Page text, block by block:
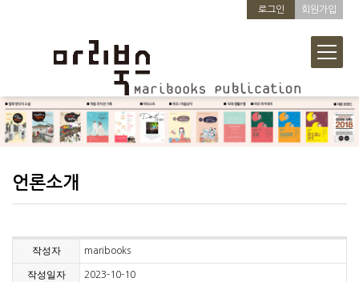
로그인 회원가입
언론소개
작성자 maribooks
작성일자 2023-10-10